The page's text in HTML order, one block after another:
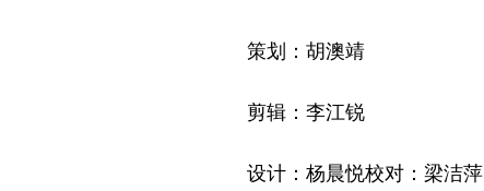
策划：胡澳靖
剪辑：李江锐
设计：杨晨悦校对：梁洁萍